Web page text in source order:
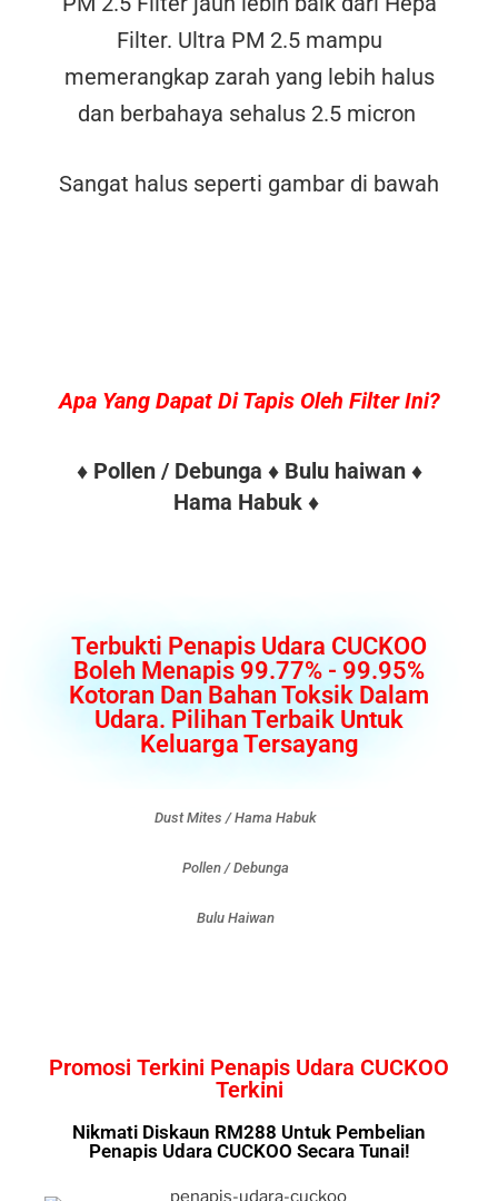
Filter. Ultra PM 2.5 mampu
memerangkap zarah yang lebih halus
dan berbahaya sehalus 2.5 micron
Sangat halus seperti gambar di bawah
Apa Yang Dapat Di Tapis Oleh Filter Ini?
♦ Pollen / Debunga ♦ Bulu haiwan ♦
Hama Habuk ♦
Terbukti Penapis Udara CUCKOO
Boleh Menapis 99.77% - 99.95%
Kotoran Dan Bahan Toksik Dalam
Udara. Pilihan Terbaik Untuk
Keluarga Tersayang
Dust Mites / Hama Habuk
Pollen / Debunga
Bulu Haiwan
Promosi Terkini Penapis Udara CUCKOO
Terkini
Nikmati Diskaun RM288 Untuk Pembelian
Penapis Udara CUCKOO Secara Tunai!